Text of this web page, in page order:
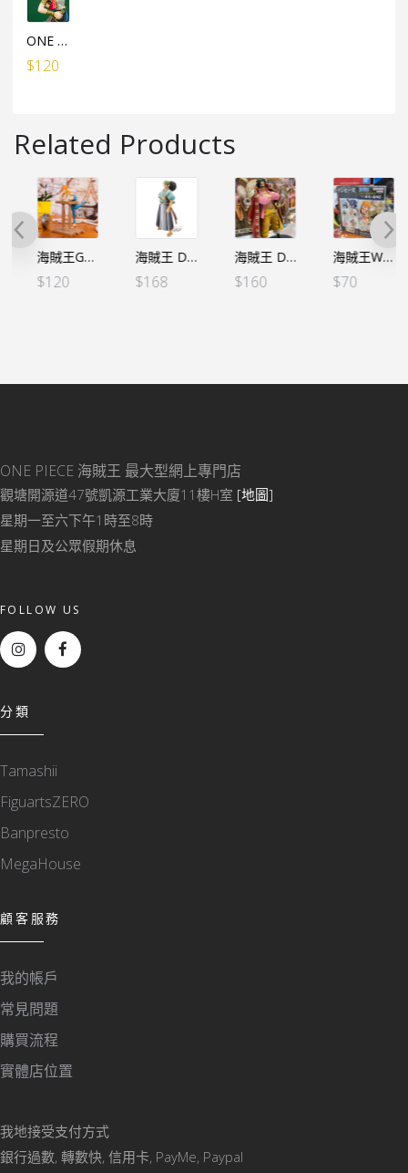
ONE PIECE TREASURE CRUISE WORLD JOURNEY vol.6Ⓑ 歌雅拉（行）
$120
Related Products
海賊王GRANDLINE JOURNEY-NAMI 娜美-（行）
120
海賊王 DXF～THE GRANDLINE MEN～和之國 Vol.6 烏索八（日）
168
海賊王 DXF～THE GRANDLINE MEN～和之國 vol.12 羅渣（亞版）
160
海賊王WCF -和之國鬼島篇- VOL.8 – 娜美
70
ONE PIECE 海賊王 最大型網上專門店
觀塘開源道47號凱源工業大廈11樓H室 [地圖]
星期一至六下午1時至8時
星期日及公眾假期休息
FOLLOW US
分類
Tamashii
FiguartsZERO
Banpresto
MegaHouse
顧客服務
我的帳戶
常見問題
購買流程
實體店位置
我地接受支付方式
銀行過數, 轉數快, 信用卡, PayMe, Paypal